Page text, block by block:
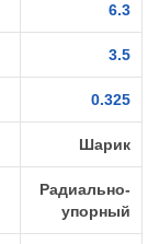
6.3
3.5
0.325
Шарик
Радиально-
упорный